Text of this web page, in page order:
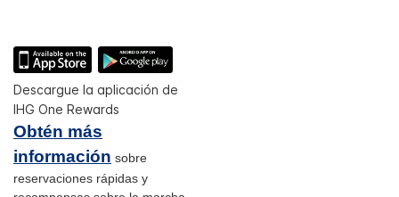
Descargue la aplicación de
IHG One Rewards
Obtén más
información sobre
reservaciones rápidas y